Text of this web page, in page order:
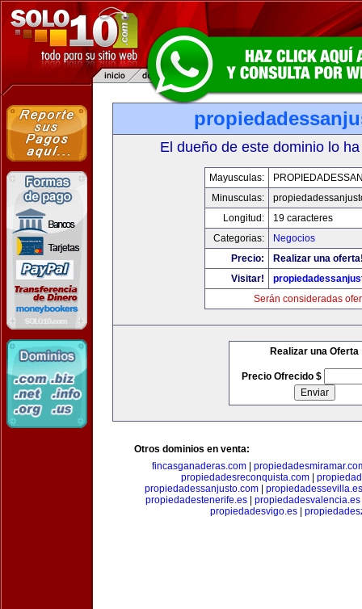
El dueño de este dominio lo
Mayusculas:
Minusculas:
Longitud:
19 caracteres
Categorias:
Negocios
Precio:
Realizar una
Visitar!
Serán consideradas
Realizar una Oferta
Precio Ofrecido $
Otros dominios en venta:
fincasganaderas.com
propiedadesreconquista.com
propiedadessanjusto.com| propiedadessevilla.es
propiedadestenerife.es| propiedadesvalencia.es
propiedadesvigo.es|